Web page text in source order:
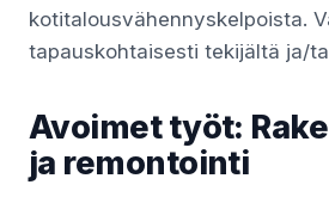
kotitalousvähennyskelpoista.
tapauskohtaisesti tekijältä ja/
Avoimet työt:
ja remontointi